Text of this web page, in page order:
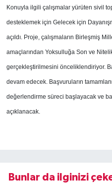
Konuyla ilgili çalışmalar yürüten sivil
desteklemek için Gelecek için
açıldı. Proje, çalışmaların Birleşmiş
amaçlarından Yoksulluğa Son ve
gerçekleştirilmesini önceliklendiriyor.
devam edecek. Başvuruların
değerlendirme süreci başlayacak ve
açıklanacak.
Bunlar da ilginizi